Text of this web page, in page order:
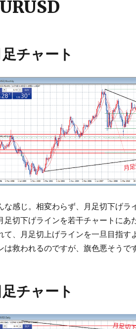
足チャート
な感じ。相変わらず、月足切下げラ
足切下げラインを若干チャートに
て、月足切上げラインを一旦目指
は救われるのですが、旗色悪そうです
足チャート